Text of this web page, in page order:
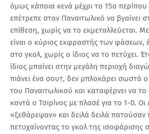
όμως κάποια κενά μέχρι το 15ο
επέτρεπε στον Παναιτωλικό να βγαίνει
επίθεση, χωρίς να το εκμεταλλεύεται.
είναι ο κύριος εκφραστής των φάσεων,
στο γκολ, χωρίς ο ίδιος να το πετύχει.
ίδιος μπαίνει στην μεγάλη περιοχή
πιάνει ένα σουτ, δεν μπλοκάρει σωστά
του Παναιτωλικού και καταφέρνει να το
κοντά ο Τσιρίνος με πλασέ για το 1-0. Οι
«ξεθάρεψαν» και δειλά δειλά πατούσαν
πετυχαίνοντας το γκολ της ισοφάρισης